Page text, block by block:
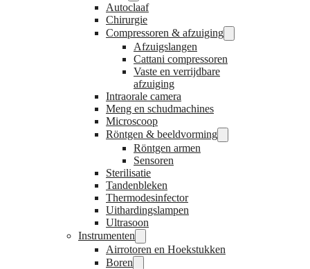
Autoclaaf
Chirurgie
Compressoren & afzuiging
Afzuigslangen
Cattani compressoren
Vaste en verrijdbare
afzuiging
Intraorale camera
Meng en schudmachines
Microscoop
Röntgen & beeldvorming
Röntgen armen
Sensoren
Sterilisatie
Tandenbleken
Thermodesinfector
Uithardingslampen
Ultrasoon
Instrumenten
Airrotoren en Hoekstukken
Boren